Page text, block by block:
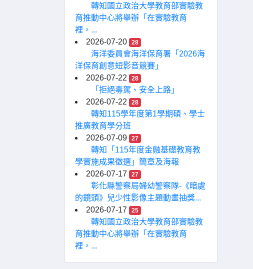
轉知國立政治大學教育部實驗教
育推動中心將舉辦「在實驗教育
裡，...
2026-07-20
28
海洋委員會海洋保育署「2026海
洋保育創意短影音競賽」
2026-07-22
28
「拒絕毒駕、安全上路」
2026-07-22
28
轉知115學年度第1學期碩、學士
推廣教育學分班
2026-07-09
27
轉知「115年度金融基礎教育教
學實施成果徵選」簡章及海報
2026-07-17
27
彰化縣警察局婦幼警察隊-《暗處
的鏡頭》兒少性影像主題動畫抽獎...
2026-07-17
25
轉知國立政治大學教育部實驗教
育推動中心將舉辦「在實驗教育
裡，...